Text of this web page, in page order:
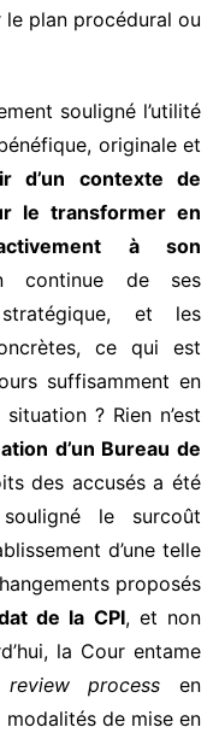
le plan procédural ou
souligné l’utilité
originale et
d’un contexte de
le transformer en
à son
continue de ses
et les
ce qui est
suffisamment en
? Rien n’est
d’un Bureau de
des accusés a été
le surcoût
d’une telle
proposés
de la CPI, et non
la Cour entame
review process en
de mise en